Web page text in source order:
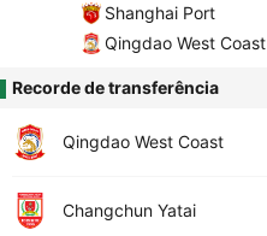
Shanghai Port
Qingdao West Coast
Recorde de transferência
Qingdao West Coast
Changchun Yatai